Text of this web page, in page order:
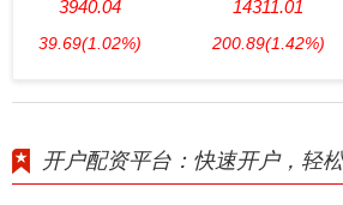
3940.04
39.69(1.02%)
14311.01
200.89(1.42%)
开户配资平台：快速开户，轻